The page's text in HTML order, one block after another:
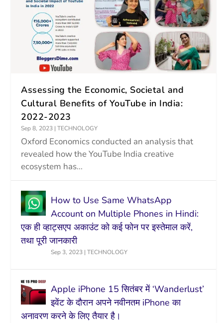
Assessing the Economic, Societal and
Cultural Benefits of YouTube in India:
2022-2023
Sep 8, 2023 |TECHNOLOGY
Oxford Economics conducted an analysis that
revealed how the YouTube India creative
ecosystem has...
How to Use Same WhatsApp
Account on Multiple Phones in Hindi:
एक ही व्हाट्सएप अकाउंट को कई फोन पर इस्तेमाल करें,
तथा पूरी जानकारी
Sep 3, 2023 |TECHNOLOGY
Apple iPhone 15 सितंबर में ‘Wanderlust’
इवेंट के दौरान अपने नवीनतम iPhone का
अनावरण करने के लिए तैयार है।